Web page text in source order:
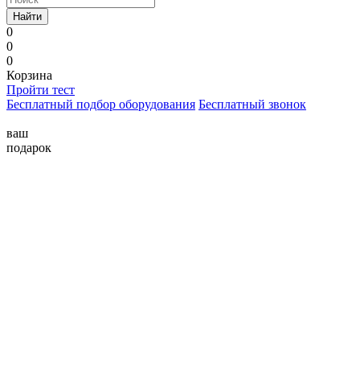
Найти
0
0
0
Корзина
Пройти тест
Бесплатный подбор оборудования Бесплатный звонок
ваш
подарок